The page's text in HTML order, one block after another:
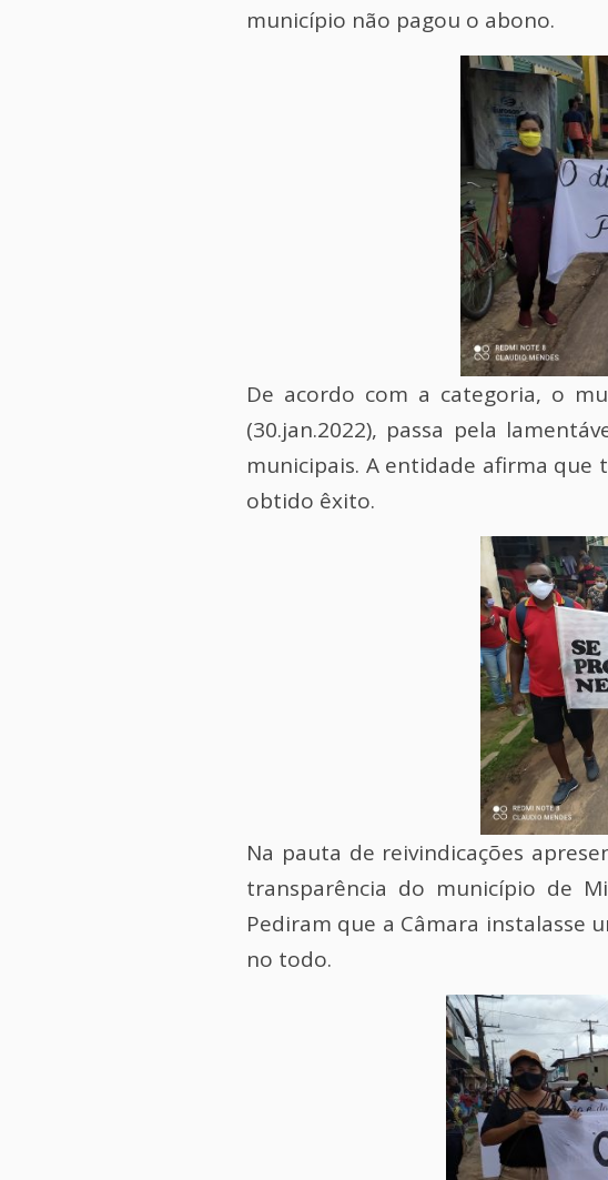
município não pagou o abono.
De acordo com a categoria, o
(30.jan.2022), passa pela
municipais. A entidade afirma
obtido êxito.
Na pauta de reivindicações
transparência do município de
Pediram que a Câmara instalasse
no todo.